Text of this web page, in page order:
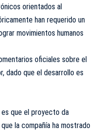
orientados al
han requerido un
movimientos humanos
oficiales sobre el
dado que el desarrollo es
es que el proyecto da
la compañía ha mostrado